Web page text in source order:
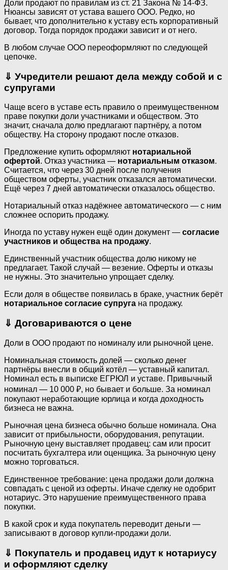
Доли продают по правилам из ст. 21 Закона № 14-ФЗ.
Нюансы зависят от устава вашего ООО. Редко, но
бывает, что дополнительно к уставу есть корпоративный
договор. Тогда порядок продажи зависит и от него.
В любом случае ООО переоформляют по следующей
цепочке.
⇓ Учредители решают дела между собой и с
супругами
Чаще всего в уставе есть правило о преимущественном
праве покупки доли участниками и обществом. Это
значит, сначала долю предлагают партнёру, а потом
обществу. На сторону продают после отказов.
Предложение купить оформляют нотариальной
офертой. Отказ участника — нотариальным отказом.
Считается, что через 30 дней после получения
обществом оферты, участник отказался автоматически.
Ещё через 7 дней автоматически отказалось общество.
Нотариальный отказ надёжнее автоматического — с ним
сложнее оспорить продажу.
Иногда по уставу нужен ещё один документ — согласие
участников и общества на продажу.
Единственный участник общества долю никому не
предлагает. Такой случай — везение. Оферты и отказы
не нужны. Это значительно упрощает сделку.
Если доля в обществе появилась в браке, участник берёт
нотариальное согласие супруга на продажу.
⇓ Договариваются о цене
Доли в ООО продают по номиналу или рыночной цене.
Номинальная стоимость долей — сколько денег
партнёры внесли в общий котёл — уставный капитал.
Номинал есть в выписке ЕГРЮЛ и уставе. Привычный
номинал — 10 000 ₽, но бывает и больше. За номинал
покупают неработающие юрлица и когда доходность
бизнеса не важна.
Рыночная цена бизнеса обычно больше номинала. Она
зависит от прибыльности, оборудования, репутации.
Рыночную цену выставляет продавец: сам или просит
посчитать бухгалтера или оценщика. За рыночную цену
можно торговаться.
Единственное требование: цена продажи доли должна
совпадать с ценой из оферты. Иначе сделку не одобрит
нотариус. Это нарушение преимущественного права
покупки.
В какой срок и куда покупатель переводит деньги —
записывают в договор купли-продажи доли.
⇓ Покупатель и продавец идут к нотариусу
и оформляют сделку